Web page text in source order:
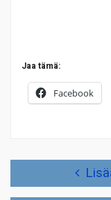
Jaa tämä:
Facebook